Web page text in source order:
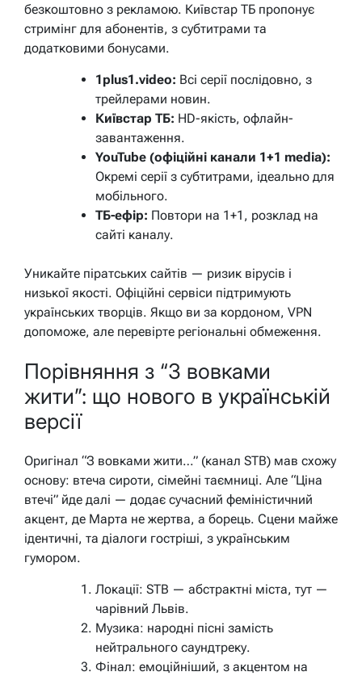
безкоштовно з рекламою. Київстар ТБ пропонує
стримінг для абонентів, з субтитрами та
додатковими бонусами.
1plus1.video: Всі серії послідовно, з
трейлерами новин.
Київстар ТБ: HD-якість, офлайн-
завантаження.
YouTube (офіційні канали 1+1 media):
Окремі серії з субтитрами, ідеально для
мобільного.
ТБ-ефір: Повтори на 1+1, розклад на
сайті каналу.
Уникайте піратських сайтів — ризик вірусів і
низької якості. Офіційні сервіси підтримують
українських творців. Якщо ви за кордоном, VPN
допоможе, але перевірте регіональні обмеження.
Порівняння з “З вовками
жити”: що нового в українській
версії
Оригінал “З вовками жити…” (канал STB) мав схожу
основу: втеча сироти, сімейні таємниці. Але “Ціна
втечі” йде далі — додає сучасний феміністичний
акцент, де Марта не жертва, а борець. Сцени майже
ідентичні, та діалоги гостріші, з українським
гумором.
Локації: STB — абстрактні міста, тут —
чарівний Львів.
Музика: народні пісні замість
нейтрального саундтреку.
Фінал: емоційніший, з акцентом на